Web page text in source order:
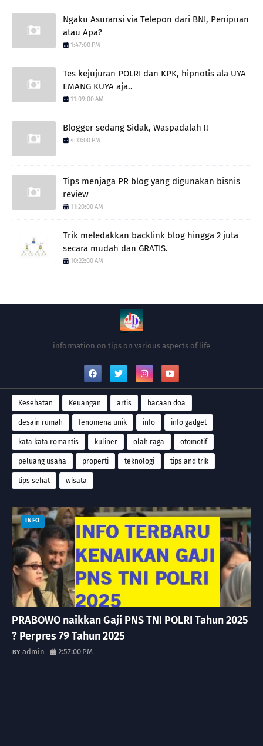
Ngaku Asuransi via Telepon dari BNI, Penipuan
atau Apa?
1:47:00 PM
Tes kejujuran POLRI dan KPK, hipnotis ala UYA
EMANG KUYA aja..
11:09:00 AM
Blogger sedang Sidak, Waspadalah !!
4:33:00 PM
Tips menjaga PR blog yang digunakan bisnis
review
11:20:00 AM
Trik meledakkan backlink blog hingga 2 juta
secara mudah dan GRATIS.
10:22:00 AM
information on tips on various aspects of life
Kesehatan Keuangan artis bacaan doa
desain rumah fenomena unik info info gadget
kata kata romantis kuliner olah raga otomotif
peluang usaha properti teknologi tips and trik
tips sehat wisata
INFO
PRABOWO naikkan Gaji PNS TNI POLRI Tahun 2025
? Perpres 79 Tahun 2025
admin 2:57:00 PM